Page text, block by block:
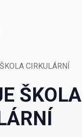
CIRKULÁRNÍ
ŠKOLA